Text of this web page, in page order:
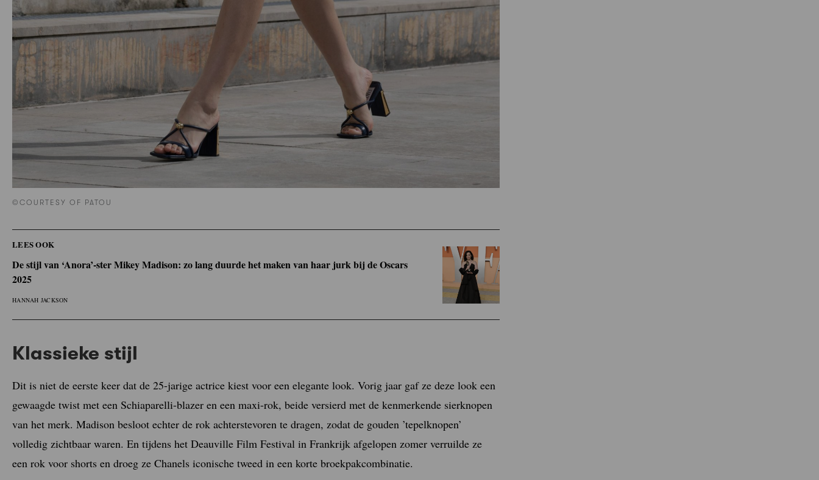
©COURTESY OF PATOU
LEES OOK
De stijl van ‘Anora’-ster Mikey Madison: zo lang duurde het maken van haar jurk bij de Oscars
2025
HANNAH JACKSON
Klassieke stijl
Dit is niet de eerste keer dat de 25-jarige actrice kiest voor een elegante look. Vorig jaar gaf ze deze look een
gewaagde twist met een Schiaparelli-blazer en een maxi-rok, beide versierd met de kenmerkende sierknopen
van het merk. Madison besloot echter de rok achterstevoren te dragen, zodat de gouden ’tepelknopen’
volledig zichtbaar waren. En tijdens het Deauville Film Festival in Frankrijk afgelopen zomer verruilde ze
een rok voor shorts en droeg ze Chanels iconische tweed in een korte broekpakcombinatie.